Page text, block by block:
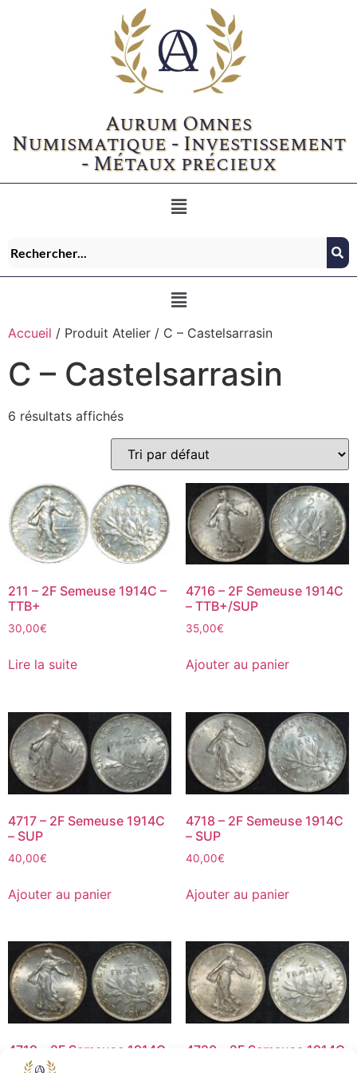
Aurum Omnes
Numismatique - Investissement
- Métaux précieux
Accueil / Produit Atelier / C – Castelsarrasin
C – Castelsarrasin
6 résultats affichés
211 – 2F Semeuse 1914C –
TTB+
30,00€
Lire la suite
4716 – 2F Semeuse 1914C
– TTB+/SUP
35,00€
Ajouter au panier
4717 – 2F Semeuse 1914C
– SUP
40,00€
Ajouter au panier
4718 – 2F Semeuse 1914C
– SUP
40,00€
Ajouter au panier
4719 – 2F Semeuse 1914C
– SUP+
4720 – 2F Semeuse 1914C